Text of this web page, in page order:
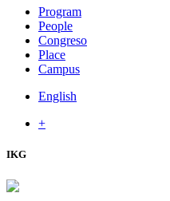
Program
People
Congreso
Place
Campus
English
+
IKG